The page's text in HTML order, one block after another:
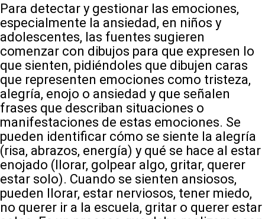
Para detectar y gestionar las emociones,
especialmente la ansiedad, en niños y
adolescentes, las fuentes sugieren
comenzar con dibujos para que expresen lo
que sienten, pidiéndoles que dibujen caras
que representen emociones como tristeza,
alegría, enojo o ansiedad y que señalen
frases que describan situaciones o
manifestaciones de estas emociones. Se
pueden identificar cómo se siente la alegría
(risa, abrazos, energía) y qué se hace al estar
enojado (llorar, golpear algo, gritar, querer
estar solo). Cuando se sienten ansiosos,
pueden llorar, estar nerviosos, tener miedo,
no querer ir a la escuela, gritar o querer estar